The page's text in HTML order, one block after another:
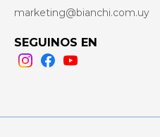
marketing@bianchi.com.uy
SEGUINOS EN
Instagram
FacebookYoutube